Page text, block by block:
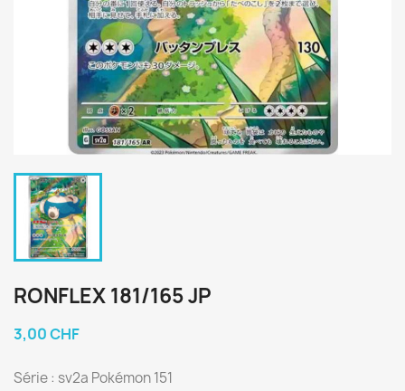
RONFLEX 181/165 JP
3,00 CHF
Série : sv2a Pokémon 151